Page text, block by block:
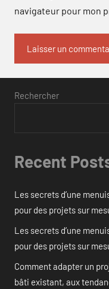
navigateur pour mon
Rechercher
Recent
Les secrets d’une
pour des projets sur
Les secrets d’une
pour des projets sur
Comment adapter un
bâti existant, aux